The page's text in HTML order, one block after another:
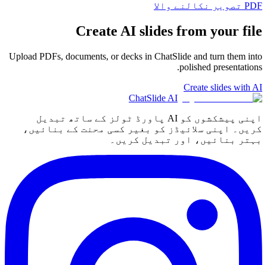
PDF تصویر نکالنے والا
Create AI slides from your file
Upload PDFs, documents, or decks in ChatSlide and turn them into
polished presentations.
Create slides with AI
ChatSlide AI
اپنی پیشکشوں کو AI پاورڈ ٹولز کے ساتھ تبدیل
کریں۔ اپنی سلائیڈز کو بغیر کسی محنت کے بنائیں،
بہتر بنائیں، اور تبدیل کریں۔